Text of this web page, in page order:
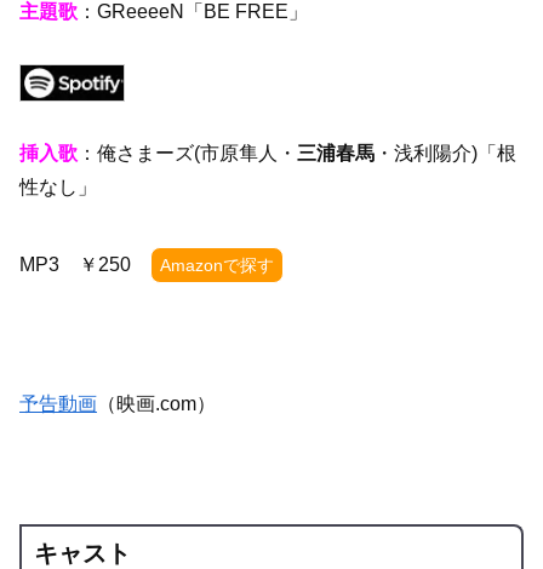
主題歌 ：GReeeeN「BE FREE」
挿入歌 ：俺さまーズ(市原隼人・ 三浦春馬 ・浅利陽介)「根
性なし」
MP3 ￥250 Amazonで探す
予告動画 （映画.com）
キャスト